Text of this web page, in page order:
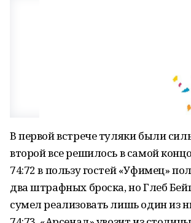
В первой встрече туляки были
второй все решилось в самой
74:72 в пользу гостей «Уфимец»
два штрафных броска, но Глеб
сумел реализовать лишь один из